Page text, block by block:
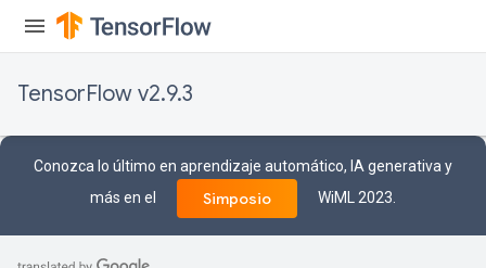
TensorFlow v2.9.3
Conozca lo último en aprendizaje automático, IA generativa y
más en el
Simposio WiML 2023.